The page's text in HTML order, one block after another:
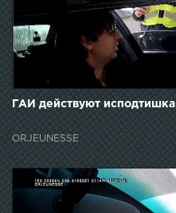
ГАИ действуют исподтишка
ORJEUNESSE